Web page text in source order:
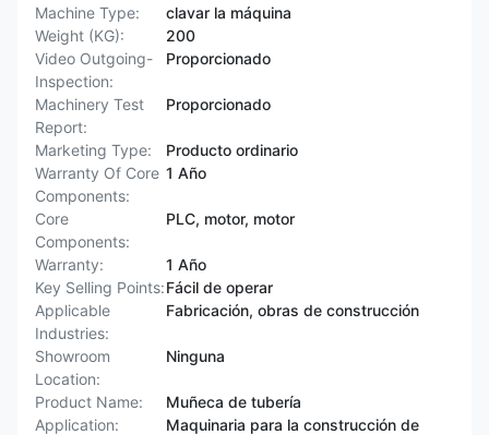
Machine Type:
clavar la máquina
Weight (KG):
200
Video Outgoing-
Inspection:
Proporcionado
Machinery Test
Report:
Proporcionado
Marketing Type:
Producto ordinario
Warranty Of Core
Components:
1 Año
Core
Components:
PLC, motor, motor
Warranty:
1 Año
Key Selling Points:Fácil de operar
Applicable
Industries:
Fabricación, obras de construcción
Showroom
Location:
Ninguna
Product Name:
Muñeca de tubería
Application:
Maquinaria para la construcción de